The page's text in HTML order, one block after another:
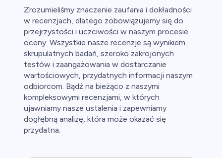
Zrozumieliśmy znaczenie zaufania i dokładności
w recenzjach, dlatego zobowiązujemy się do
przejrzystości i uczciwości w naszym procesie
oceny. Wszystkie nasze recenzje są wynikiem
skrupulatnych badań, szeroko zakrojonych
testów i zaangażowania w dostarczanie
wartościowych, przydatnych informacji naszym
odbiorcom. Bądź na bieżąco z naszymi
kompleksowymi recenzjami, w których
ujawniamy nasze ustalenia i zapewniamy
dogłębną analizę, która może okazać się
przydatna.